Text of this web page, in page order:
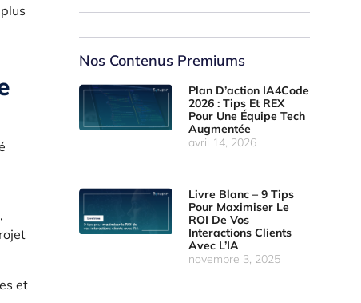
et
Nos Contenus Premiums
Plan D’action IA4Code
2026 : Tips Et REX
Pour Une Équipe Tech
Augmentée
avril 14, 2026
Livre Blanc – 9 Tips
Pour Maximiser Le
ROI De Vos
Interactions Clients
Avec L’IA
novembre 3, 2025